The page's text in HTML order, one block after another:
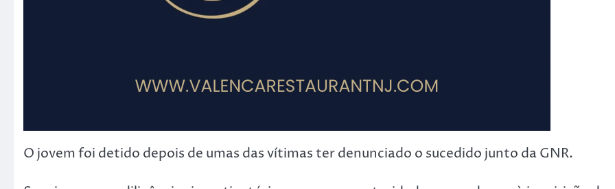
O jovem foi detido depois de umas das vítimas ter denunciado o sucedido junto da GNR.